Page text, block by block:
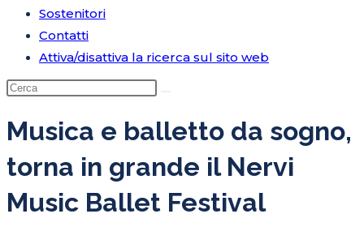
Sostenitori
Contatti
Attiva/disattiva la ricerca sul sito web
Musica e balletto da sogno,
torna in grande il Nervi
Music Ballet Festival